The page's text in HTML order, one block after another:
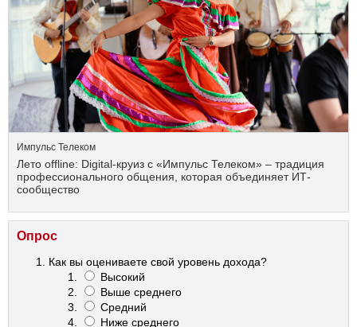
Импульс Телеком
Лето offline: Digital-круиз с «Импульс Телеком» – традиция
профессионального общения, которая объединяет ИТ-
сообщество
Опрос
Как вы оцениваете свой уровень дохода?
Высокий
Выше среднего
Средний
Ниже среднего